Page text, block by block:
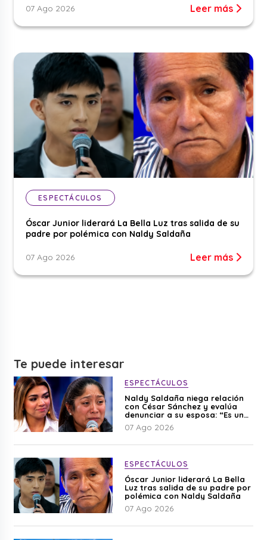
07 Ago 2026 Leer más
ESPECTÁCULOS
Óscar Junior liderará La Bella Luz tras salida de su
padre por polémica con Naldy Saldaña
07 Ago 2026 Leer más
Te puede interesar
ESPECTÁCULOS
Naldy Saldaña niega relación
con César Sánchez y evalúa
denunciar a su esposa: “Es una
difamación”
07 Ago 2026
ESPECTÁCULOS
Óscar Junior liderará La Bella
Luz tras salida de su padre por
polémica con Naldy Saldaña
07 Ago 2026